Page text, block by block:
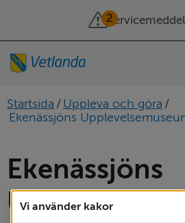
Vi använder kakor
2
Startsida / Uppleva och göra /
Ekenässjöns
Ekenässjöns